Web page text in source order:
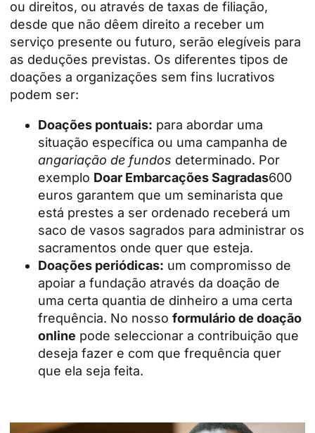
ou direitos, ou através de taxas de filiação,
desde que não dêem direito a receber um
serviço presente ou futuro, serão elegíveis para
as deduções previstas. Os diferentes tipos de
doações a organizações sem fins lucrativos
podem ser:
Doações pontuais: para abordar uma
situação específica ou uma campanha de
angariação de fundos determinado. Por
exemplo Doar Embarcações Sagradas600
euros garantem que um seminarista que
está prestes a ser ordenado receberá um
saco de vasos sagrados para administrar os
sacramentos onde quer que esteja.
Doações periódicas: um compromisso de
apoiar a fundação através da doação de
uma certa quantia de dinheiro a uma certa
frequência. No nosso formulário de doação
online pode seleccionar a contribuição que
deseja fazer e com que frequência quer
que ela seja feita.